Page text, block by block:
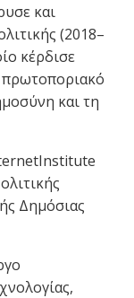
και
(2018–
κέρδισε
πρωτοποριακό
και τη
Δημόσιας